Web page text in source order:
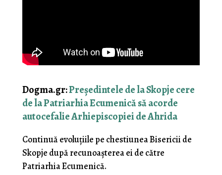
Dogma.gr:Președintele de la Skopje cere
de la Patriarhia Ecumenică să acorde
autocefalie Arhiepiscopiei de Ahrida
Continuă evoluțiile pe chestiunea Bisericii de
Skopje după recunoașterea ei de către
Patriarhia Ecumenică.